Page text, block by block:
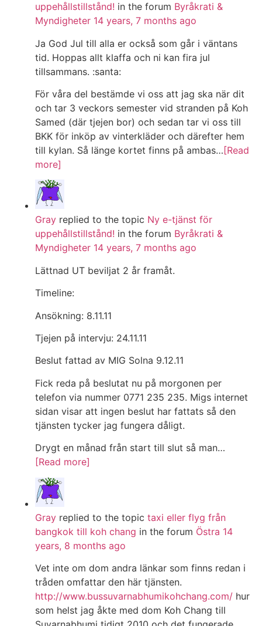
uppehållstillstånd! in the forum Byråkrati &
Myndigheter 14 years, 7 months ago
Ja God Jul till alla er också som går i väntans
tid. Hoppas allt klaffa och ni kan fira jul
tillsammans. :santa:
För våra del bestämde vi oss att jag ska när dit
och tar 3 veckors semester vid stranden på Koh
Samed (där tjejen bor) och sedan tar vi oss till
BKK för inköp av vinterkläder och därefter hem
till kylan. Så länge kortet finns på ambas… [Read
more]
Gray replied to the topic Ny e-tjänst för
uppehållstillstånd! in the forum Byråkrati &
Myndigheter 14 years, 7 months ago
Lättnad UT beviljat 2 år framåt.
Timeline:
Ansökning: 8.11.11
Tjejen på intervju: 24.11.11
Beslut fattad av MIG Solna 9.12.11
Fick reda på beslutat nu på morgonen per
telefon via nummer 0771 235 235. Migs internet
sidan visar att ingen beslut har fattats så den
tjänsten tycker jag fungera dåligt.
Drygt en månad från start till slut så man…
[Read more]
Gray replied to the topic taxi eller flyg från
bangkok till koh chang in the forum Östra 14
years, 8 months ago
Vet inte om dom andra länkar som finns redan i
tråden omfattar den här tjänsten.
http://www.bussuvarnabhumikohchang.com/ hur
som helst jag åkte med dom Koh Chang till